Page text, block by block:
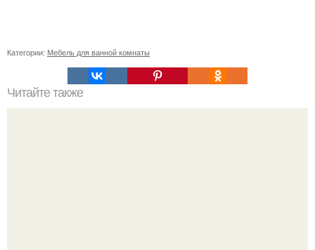
Категории: Мебель для ванной комнаты
Читайте также